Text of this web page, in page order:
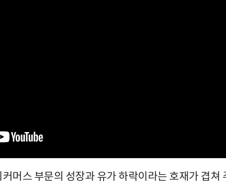
머스 부문의 성장과 유가 하락이라는 호재가 겹쳐